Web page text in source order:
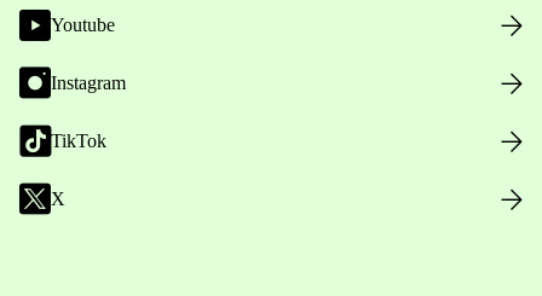
Youtube
Instagram
TikTok
X